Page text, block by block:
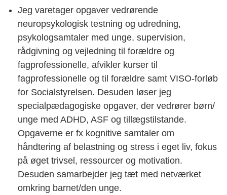
Jeg varetager opgaver vedrørende
neuropsykologisk testning og udredning,
psykologsamtaler med unge, supervision,
rådgivning og vejledning til forældre og
fagprofessionelle, afvikler kurser til
fagprofessionelle og til forældre samt VISO-forløb
for Socialstyrelsen. Desuden løser jeg
specialpædagogiske opgaver, der vedrører børn/
unge med ADHD, ASF og tillægstilstande.
Opgaverne er fx kognitive samtaler om
håndtering af belastning og stress i eget liv, fokus
på øget trivsel, ressourcer og motivation.
Desuden samarbejder jeg tæt med netværket
omkring barnet/den unge.